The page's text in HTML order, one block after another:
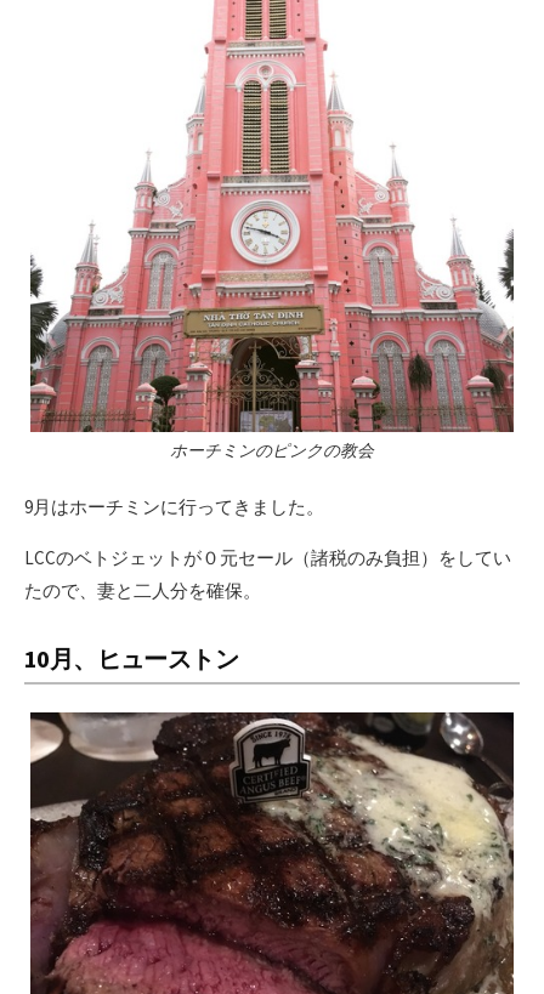
ホーチミンのピンクの教会
9月はホーチミンに行ってきました。
LCCのベトジェットが０元セール（諸税のみ負担）をしてい
たので、妻と二人分を確保。
10月、ヒューストン